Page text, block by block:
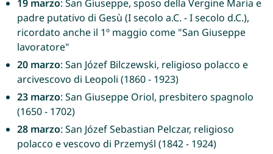
19 marzo: San Giuseppe, sposo della Vergine Maria e
padre putativo di Gesù (I secolo a.C. - I secolo d.C.),
ricordato anche il 1º maggio come "San Giuseppe
lavoratore"
20 marzo: San Józef Bilczewski, religioso polacco e
arcivescovo di Leopoli (1860 - 1923)
23 marzo: San Giuseppe Oriol, presbitero spagnolo
(1650 - 1702)
28 marzo: San Józef Sebastian Pelczar, religioso
polacco e vescovo di Przemyśl (1842 - 1924)